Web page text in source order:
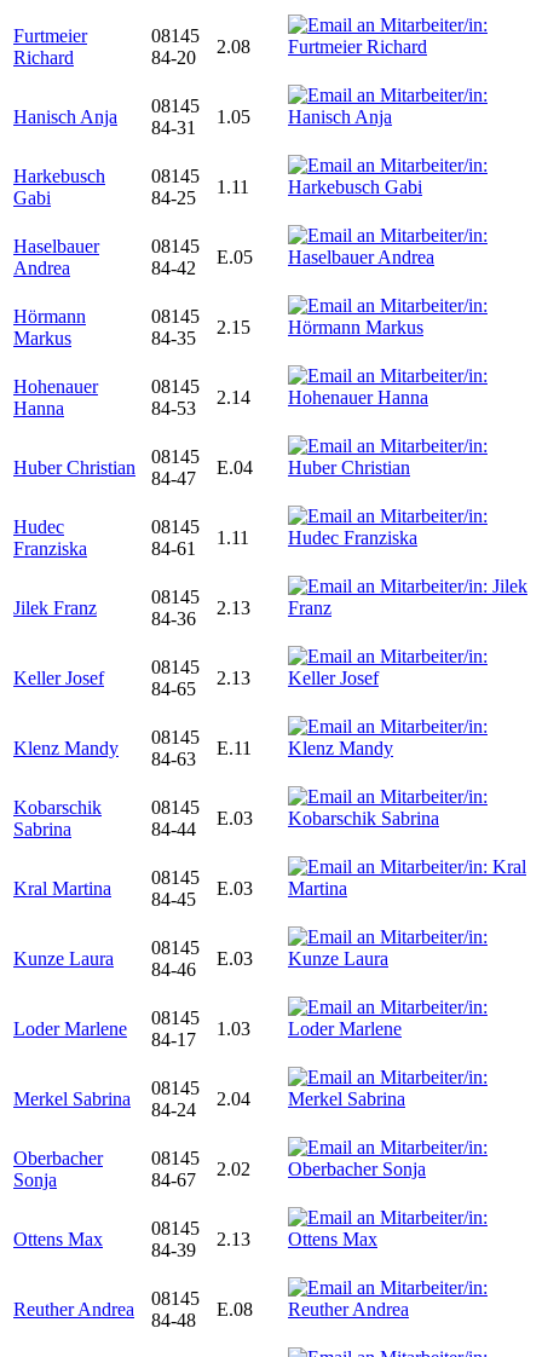
Furtmeier
Richard
08145
84-20
2.08
Hanisch Anja
08145
84-31
1.05
Harkebusch
Gabi
08145
84-25
1.11
Haselbauer
Andrea
08145
84-42
E.05
Hörmann
Markus
08145
84-35
2.15
Hohenauer
Hanna
08145
84-53
2.14
Huber Christian
08145
84-47
E.04
Hudec
Franziska
08145
84-61
1.11
Jilek Franz
08145
84-36
2.13
Keller Josef
08145
84-65
2.13
Klenz Mandy
08145
84-63
E.11
Kobarschik
Sabrina
08145
84-44
E.03
Kral Martina
08145
84-45
E.03
Kunze Laura
08145
84-46
E.03
Loder Marlene
08145
84-17
1.03
Merkel Sabrina
08145
84-24
2.04
Oberbacher
Sonja
08145
84-67
2.02
Ottens Max
08145
84-39
2.13
Reuther Andrea
08145
84-48
E.08